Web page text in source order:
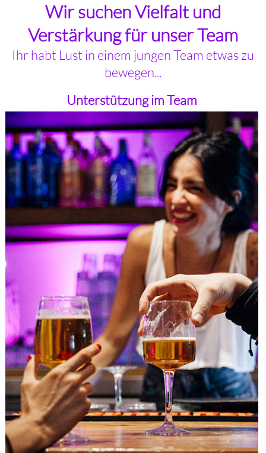
Stellenangebote Wangen für Koch, Küchenkraft,
Wir suchen Vielfalt und
Verstärkung für unser Team
Ihr habt Lust in einem jungen Team etwas zu
bewegen...
Unterstützung im Team